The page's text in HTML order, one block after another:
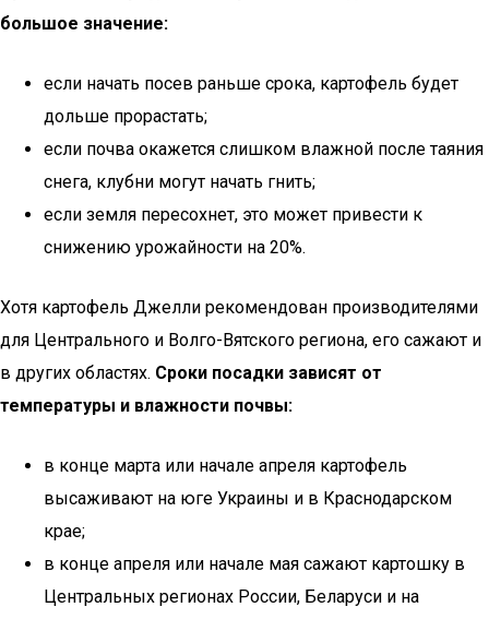
большое значение:
если начать посев раньше срока, картофель будет
дольше прорастать;
если почва окажется слишком влажной после таяния
снега, клубни могут начать гнить;
если земля пересохнет, это может привести к
снижению урожайности на 20%.
Хотя картофель Джелли рекомендован производителями
для Центрального и Волго-Вятского региона, его сажают и
в других областях. Сроки посадки зависят от
температуры и влажности почвы:
в конце марта или начале апреля картофель
высаживают на юге Украины и в Краснодарском
крае;
в конце апреля или начале мая сажают картошку в
Центральных регионах России, Беларуси и на